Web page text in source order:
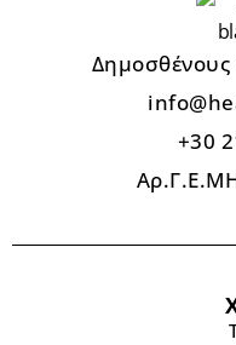
Δημοσθένους
+30